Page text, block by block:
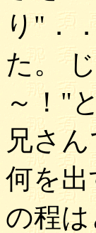
り"．
た。
～！"
兄さ
何を
の程